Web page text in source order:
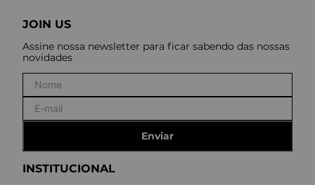
INSTITUCIONAL
JOIN US
Assine nossa newsletter para ficar sabendo das nossas
novidades
Enviar